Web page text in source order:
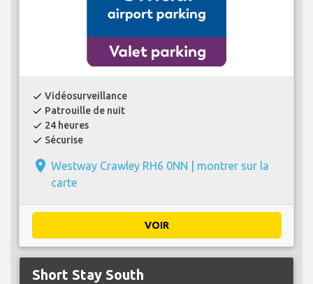
check Vidéosurveillance
check Patrouille de nuit
check 24 heures
check Sécurise
place Westway Crawley RH6 0NN | montrer sur la
carte
VOIR
Short Stay South